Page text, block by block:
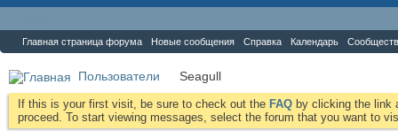
Главная страница форума Новые сообщения Справка Календарь
Пользователи Seagull
If this is your first visit, be sure to check out the FAQ by clicking the link
proceed. To start viewing messages, select the forum that you want to